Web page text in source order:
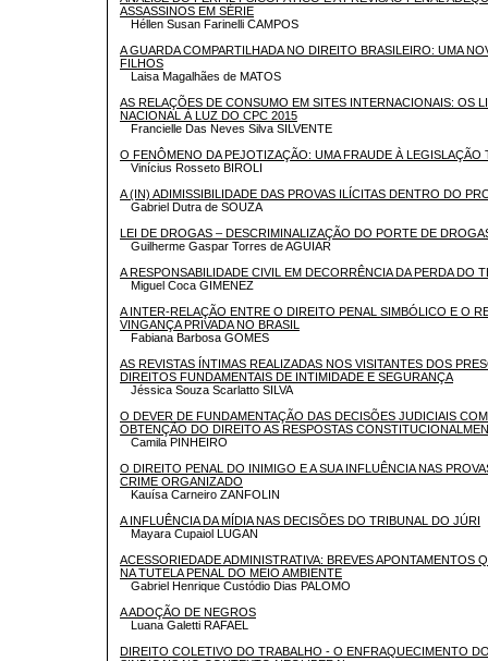
ASSASSINOS EM SÉRIE
Héllen Susan Farinelli CAMPOS
A GUARDA COMPARTILHADA NO DIREITO BRASILEIRO: UMA
FILHOS
Laisa Magalhães de MATOS
AS RELAÇÕES DE CONSUMO EM SITES INTERNACIONAIS: OS
NACIONAL À LUZ DO CPC 2015
Francielle Das Neves Silva SILVENTE
O FENÔMENO DA PEJOTIZAÇÃO: UMA FRAUDE À LEGISLAÇÃO
Vinícius Rosseto BIROLI
A (IN) ADIMISSIBILIDADE DAS PROVAS ILÍCITAS DENTRO DO
Gabriel Dutra de SOUZA
LEI DE DROGAS – DESCRIMINALIZAÇÃO DO PORTE DE
Guilherme Gaspar Torres de AGUIAR
A RESPONSABILIDADE CIVIL EM DECORRÊNCIA DA PERDA DO
Miguel Coca GIMENEZ
A INTER-RELAÇÃO ENTRE O DIREITO PENAL SIMBÓLICO E O
VINGANÇA PRIVADA NO BRASIL
Fabiana Barbosa GOMES
AS REVISTAS ÍNTIMAS REALIZADAS NOS VISITANTES DOS
DIREITOS FUNDAMENTAIS DE INTIMIDADE E SEGURANÇA
Jéssica Souza Scarlatto SILVA
O DEVER DE FUNDAMENTAÇÃO DAS DECISÕES JUDICIAIS
OBTENÇÃO DO DIREITO AS RESPOSTAS
Camila PINHEIRO
O DIREITO PENAL DO INIMIGO E A SUA INFLUÊNCIA NAS
CRIME ORGANIZADO
Kauísa Carneiro ZANFOLIN
A INFLUÊNCIA DA MÍDIA NAS DECISÕES DO TRIBUNAL DO JÚRI
Mayara Cupaiol LUGAN
ACESSORIEDADE ADMINISTRATIVA: BREVES APONTAMENTOS
NA TUTELA PENAL DO MEIO AMBIENTE
Gabriel Henrique Custódio Dias PALOMO
A ADOÇÃO DE NEGROS
Luana Galetti RAFAEL
DIREITO COLETIVO DO TRABALHO - O ENFRAQUECIMENTO